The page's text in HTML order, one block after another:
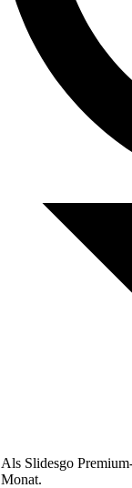
Als Slidesgo
Monat.